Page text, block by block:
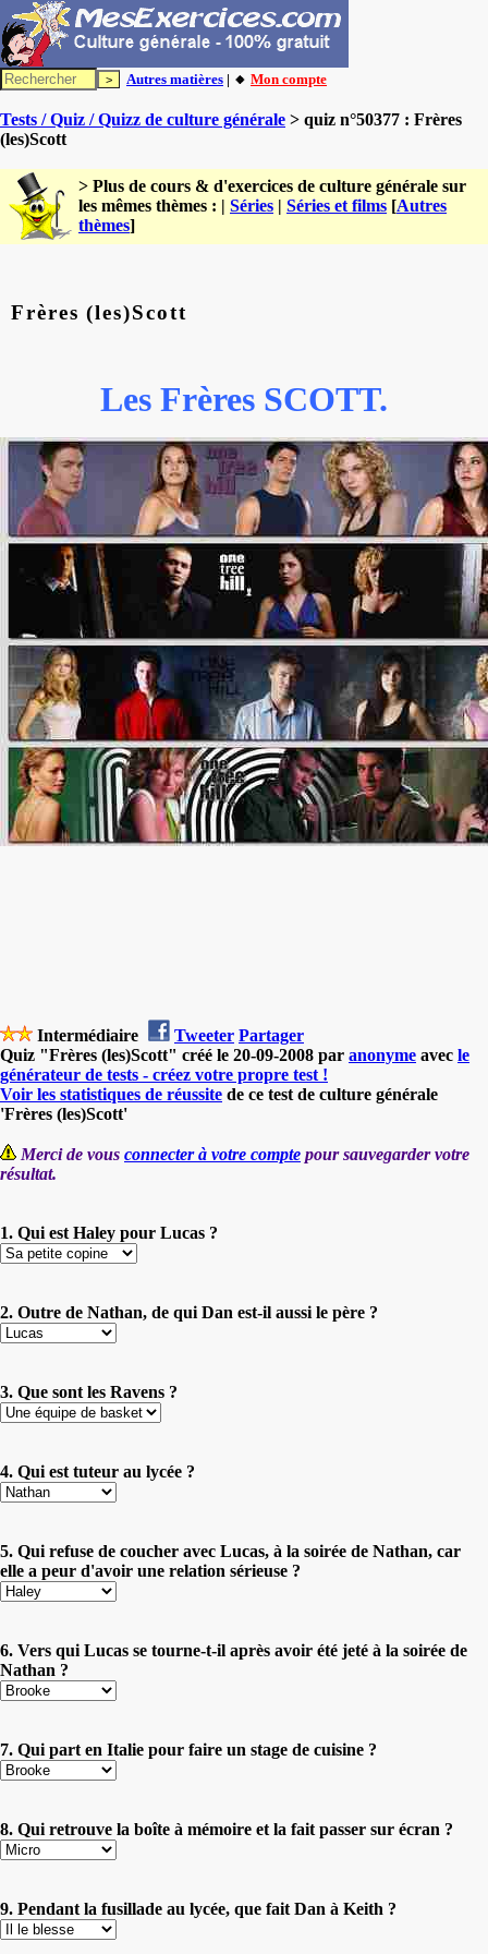
Autres matières | 🔸 Mon compte
Tests / Quiz / Quizz de culture générale > quiz n°50377 : Frères
(les)Scott
> Plus de cours & d'exercices de culture générale sur
les mêmes thèmes : | Séries | Séries et films [Autres
thèmes]
Frères (les)Scott
Les Frères SCOTT.
Intermédiaire Tweeter Partager
Quiz "Frères (les)Scott" créé le 20-09-2008 par anonyme avec le
générateur de tests - créez votre propre test !
Voir les statistiques de réussite de ce test de culture générale
'Frères (les)Scott'
Merci de vous connecter à votre compte pour sauvegarder votre
résultat.
1. Qui est Haley pour Lucas ?
2. Outre de Nathan, de qui Dan est-il aussi le père ?
3. Que sont les Ravens ?
4. Qui est tuteur au lycée ?
5. Qui refuse de coucher avec Lucas, à la soirée de Nathan, car
elle a peur d'avoir une relation sérieuse ?
6. Vers qui Lucas se tourne-t-il après avoir été jeté à la soirée de
Nathan ?
7. Qui part en Italie pour faire un stage de cuisine ?
8. Qui retrouve la boîte à mémoire et la fait passer sur écran ?
9. Pendant la fusillade au lycée, que fait Dan à Keith ?